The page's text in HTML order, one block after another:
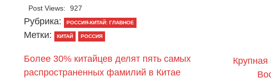
Post Views: 927
Рубрика: РОССИЯ-КИТАЙ: ГЛАВНОЕ
Метки: КИТАЙ РОССИЯ
Более 30% китайцев делят пять самых
распространенных фамилий в Китае
Крупная